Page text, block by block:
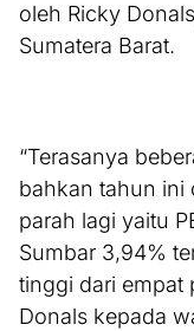
oleh Ricky
Sumatera Barat.
“Terasanya
bahkan tahun ini
parah lagi yaitu
Sumbar 3,94%
tinggi dari empat
Donals kepada